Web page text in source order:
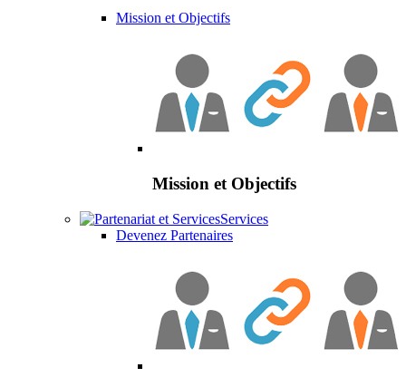
Mission et Objectifs
Mission et Objectifs
Services
Devenez Partenaires